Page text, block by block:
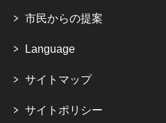
市民からの提案
Language
サイトマップ
サイトポリシー